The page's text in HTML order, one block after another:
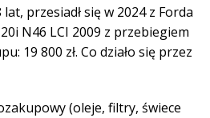
przesiadł się w 2024 z Forda
N46 LCI 2009 z przebiegiem
19 800 zł. Co działo się przez
(oleje, filtry, świece